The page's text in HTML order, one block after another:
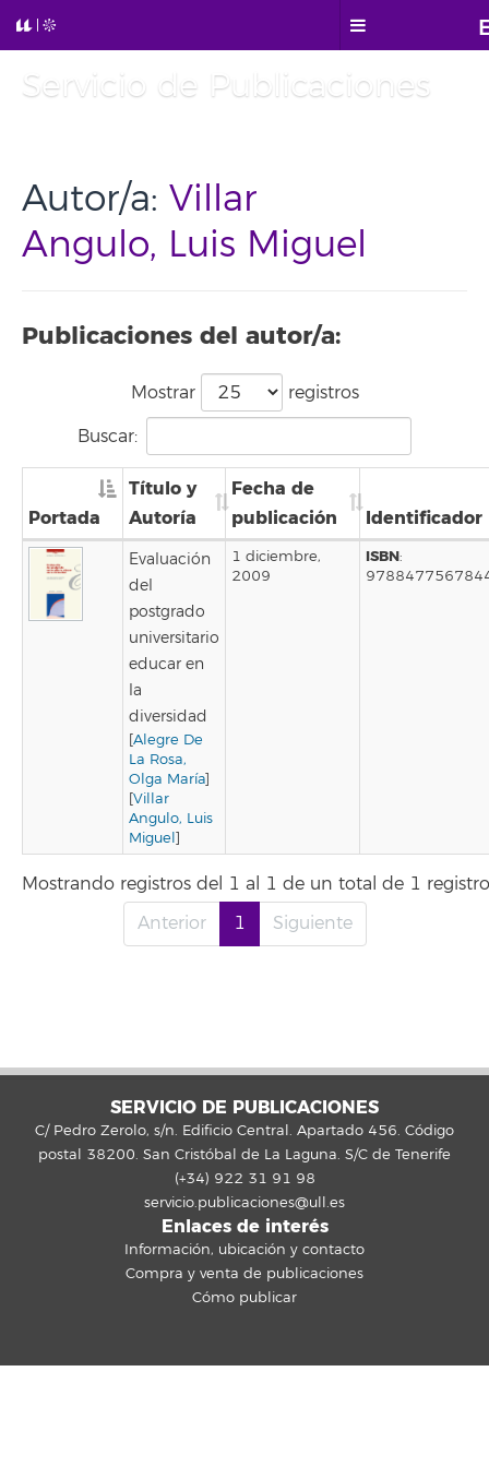
Servicio de Publicaciones
Autor/a: Villar
Angulo, Luis Miguel
Publicaciones del autor/a:
Mostrar
registros
Buscar:
Portada
Título y
Autoría
Fecha de
publicación
Identificador
Evaluación
del
postgrado
universitario
educar en
la
diversidad
[Alegre De
La Rosa,
Olga María]
[Villar
Angulo, Luis
Miguel ]
1 diciembre,
2009
ISBN:
Mostrando registros del 1 al 1 de un total de 1
Anterior
1 Siguiente
SERVICIO DE PUBLICACIONES
C/ Pedro Zerolo, s/n. Edificio Central. Apartado 456. Código
postal 38200. San Cristóbal de La Laguna. S/C de Tenerife
(+34) 922 31 91 98
servicio.publicaciones@ull.es
Enlaces de interés
Información, ubicación y contacto
Compra y venta de publicaciones
Cómo publicar